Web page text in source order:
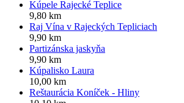
Kúpele Rajecké Teplice
9,80 km
Raj Vína v Rajeckých Tepliciach
9,90 km
Partizánska jaskyňa
9,90 km
Kúpalisko Laura
10,00 km
Reštaurácia Koníček - Hliny